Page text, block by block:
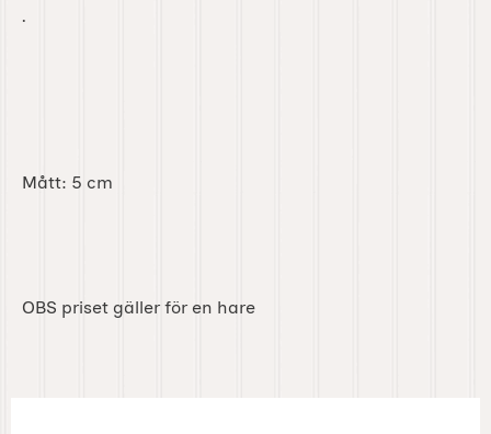
.
Mått: 5 cm
OBS priset gäller för en hare